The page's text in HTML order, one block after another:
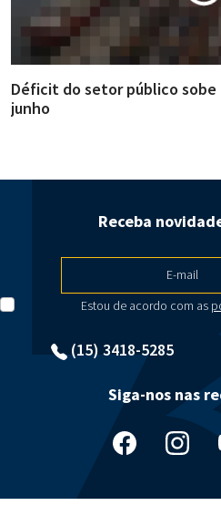
Déficit do setor público sobe
junho
(15) 3418-5285
Receba
E-mail
Estou de acordo com as
Siga-nos nas